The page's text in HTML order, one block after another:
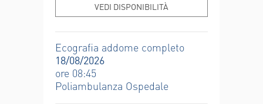
VEDI DISPONIBILITÀ
Ecografia addome completo
18/08/2026
ore 08:45
Poliambulanza Ospedale